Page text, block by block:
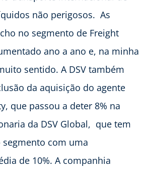
não perigosos. As
no segmento de Freight
ano a ano e, na minha
sentido. A DSV também
da aquisição do agente
que passou a deter 8% na
da DSV Global, que tem
segmento com uma
de 10%. A companhia